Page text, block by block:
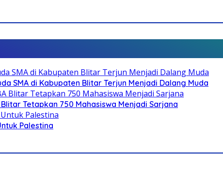
SMA di Kabupaten Blitar Terjun Menjadi Dalang Muda
Tetapkan 750 Mahasiswa Menjadi Sarjana
Palestina